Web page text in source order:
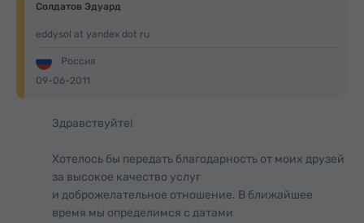
Солдатов Эдуард
eddysol at yandex dot ru
Россия
09-06-2011
Здравствуйте!
Хотелось бы передать благодарность от моих друзей
за высокое качество услуг
и доброжелательное отношение. В ближайшее
время мы определимся с датами